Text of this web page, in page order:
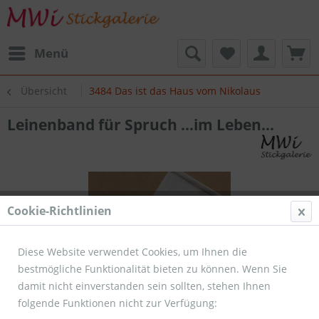
Menü
Übersicht 3484 Das ist das Haus vom Nikolaus
Leinenband für Spruch ...im Leben...
Cookie-Richtlinien
Diese Website verwendet Cookies, um Ihnen die
bestmögliche Funktionalität bieten zu können. Wenn Sie
damit nicht einverstanden sein sollten, stehen Ihnen
folgende Funktionen nicht zur Verfügung: